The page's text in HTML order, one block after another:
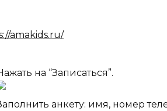
amakids.ru/
на “Записаться”.
анкету: имя, номер